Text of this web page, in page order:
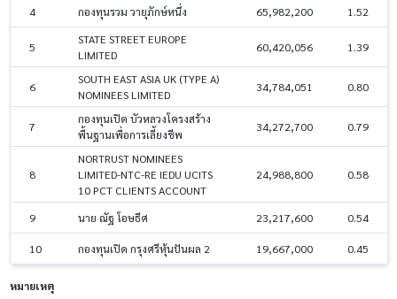
4 กองทุนรวม วายุภักษ์หนึ่ง 65,982,200 1.52
5
STATE STREET EUROPE
LIMITED
60,420,056 1.39
6
SOUTH EAST ASIA UK (TYPE A)
NOMINEES LIMITED
34,784,051 0.80
7
กองทุนเปิด บัวหลวงโครงสร้าง
พื้นฐานเพื่อการเลี้ยงชีพ
34,272,700 0.79
8
NORTRUST NOMINEES
LIMITED-NTC-RE IEDU UCITS
10 PCT CLIENTS ACCOUNT
24,988,800 0.58
9 นาย ณัฐ โอษธีศ 23,217,600 0.54
10 กองทุนเปิด กรุงศรีหุ้นปันผล 2 19,667,000 0.45
หมายเหตุ